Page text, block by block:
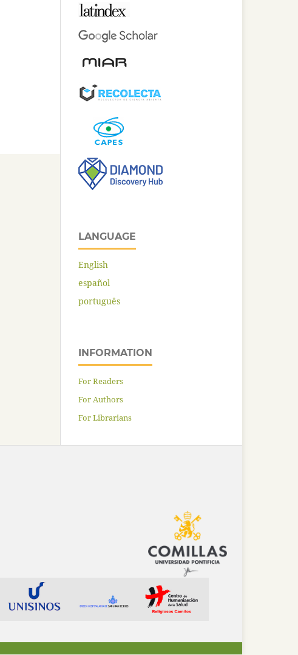
LANGUAGE
English
español
português
INFORMATION
For Readers
For Authors
For Librarians